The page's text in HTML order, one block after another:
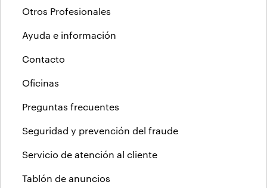
Otros Profesionales
Ayuda e información
Contacto
Oficinas
Preguntas frecuentes
Seguridad y prevención del fraude
Servicio de atención al cliente
Tablón de anuncios